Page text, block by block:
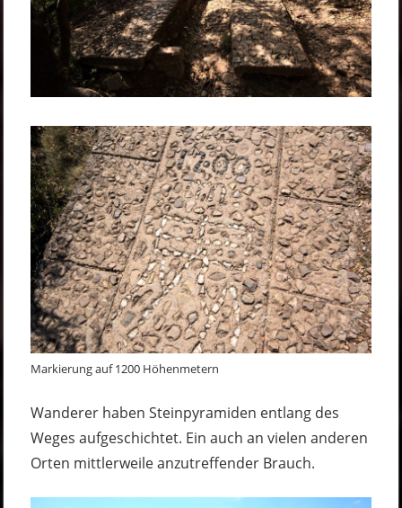
Markierung auf 1200 Höhenmetern
Wanderer haben Steinpyramiden entlang des
Weges aufgeschichtet. Ein auch an vielen anderen
Orten mittlerweile anzutreffender Brauch.